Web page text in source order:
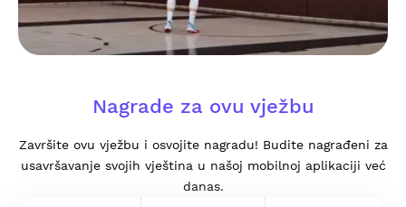
Nagrade za ovu vježbu
Završite ovu vježbu i osvojite nagradu! Budite nagrađeni za
usavršavanje svojih vještina u našoj mobilnoj aplikaciji već
danas.